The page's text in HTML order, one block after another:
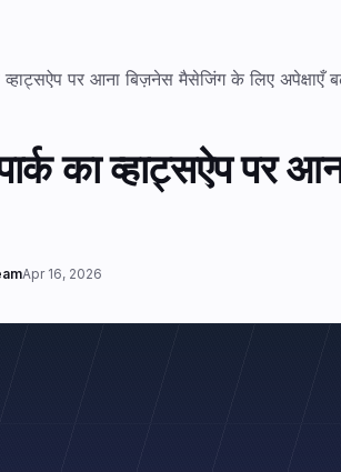
व्हाट्सऐप पर आना बिज़नेस मैसेजिंग के लिए अपेक्षाएँ
का व्हाट्सऐप पर
Apr 16, 2026